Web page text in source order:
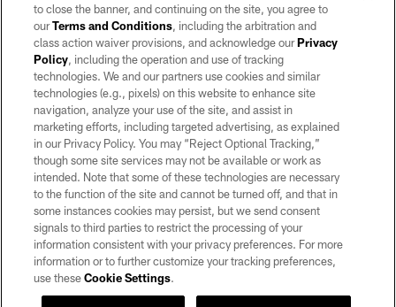
©2026 by the Las Vegas Raiders. All rights reserved. No portion of this site
may be reproduced without the express written permission of the Las Vegas
Raiders.
PRIVACY POLICY
TERMS OF SERVICE
ACCESSIBILITY
AD CHOICES
YOUR PRIVACY CHOICES
COOKIE SETTINGS
to close the banner, and continuing on the site, you agree to
ourTerms and Conditions, including the arbitration and
class action waiver provisions, and acknowledge ourPrivacy
Policy, including the operation and use of tracking
technologies. We and our partners use cookies and similar
technologies (e.g., pixels) on this website to enhance site
navigation, analyze your use of the site, and assist in
marketing efforts, including targeted advertising, as explained
in our Privacy Policy. You may “Reject Optional Tracking,”
though some site services may not be available or work as
intended. Note that some of these technologies are necessary
to the function of the site and cannot be turned off, and that in
some instances cookies may persist, but we send consent
signals to third parties to restrict the processing of your
information consistent with your privacy preferences. For more
information or to further customize your tracking preferences,
use theseCookie Settings.